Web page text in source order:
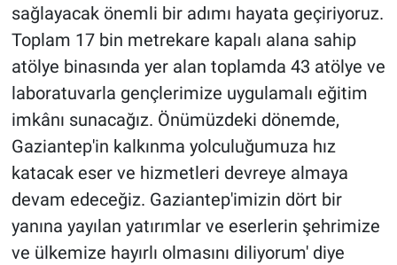
sağlayacak önemli bir adımı hayata geçiriyoruz.
Toplam 17 bin metrekare kapalı alana sahip
atölye binasında yer alan toplamda 43 atölye ve
laboratuvarla gençlerimize uygulamalı eğitim
imkânı sunacağız. Önümüzdeki dönemde,
Gaziantep'in kalkınma yolculuğumuza hız
katacak eser ve hizmetleri devreye almaya
devam edeceğiz. Gaziantep'imizin dört bir
yanına yayılan yatırımlar ve eserlerin şehrimize
ve ülkemize hayırlı olmasını diliyorum' diye